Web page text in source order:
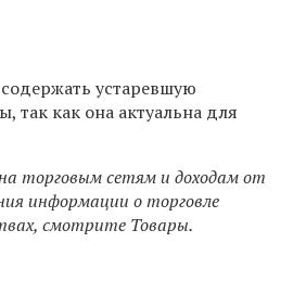
устаревшую
так как она актуальна для
торговым сетям и доходам от
информации о торговле
смотрите Товары.